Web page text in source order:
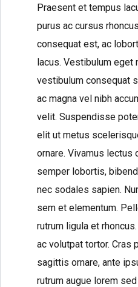
account,it takes
Password
Lost your password?
Praesent et tempus
purus ac cursus
consequat est, ac
lacus. Vestibulum eget
vestibulum consequat
ac magna vel nibh
velit. Suspendisse
elit ut metus
ornare. Vivamus lectus
semper lobortis,
nec sodales sapien.
sem et elementum.
rutrum ligula et
ac volutpat tortor. Cras
sagittis ornare, ante
rutrum augue lorem sed